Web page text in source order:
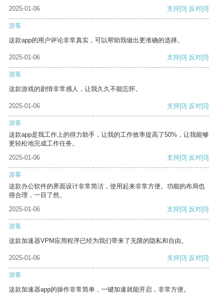
2025-01-06 支持[0] 反对[0]
游客
这款app的用户评论非常真实，可以帮助我做出更准确的选择。
2025-01-06 支持[0] 反对[0]
游客
这款游戏的剧情非常感人，让我久久不能忘怀。
2025-01-06 支持[0] 反对[0]
游客
这款app是我工作上的得力助手，让我的工作效率提高了50%，让我能够
更轻松地完成工作任务。
2025-01-06
支持[0] 反对[0]
游客
这款办公软件的界面设计非常简洁，使用起来非常方便。功能的布局也
很合理，一目了然。
2025-01-06
支持[0] 反对[0]
游客
这款加速器VPM应用程序已经为我们带来了无限的隐私和自由。
2025-01-06 支持[0] 反对[0]
游客
这款加速器app的操作非常简单，一键加速就能开启，非常方便。